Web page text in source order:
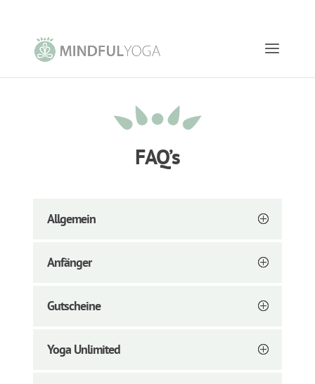
FAQ’s
Allgemein
Anfänger
Gutscheine
Yoga Unlimited